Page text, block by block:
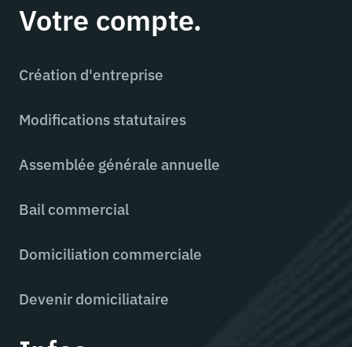
Votre compte.
Création d'entreprise
Modifications statutaires
Assemblée générale annuelle
Bail commercial
Domiciliation commerciale
Devenir domiciliataire